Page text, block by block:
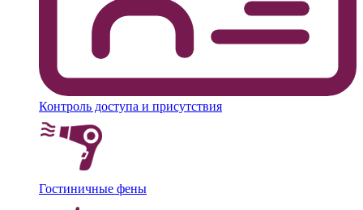
Контроль доступа и присутствия
Гостиничные фены